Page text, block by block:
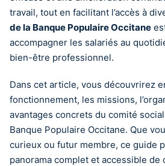
travail, tout en facilitant l’accès à
de la Banque Populaire Occitane
accompagner les salariés au
bien-être professionnel.
Dans cet article, vous découvrirez
fonctionnement, les missions,
avantages concrets du comité
Banque Populaire Occitane. Que
curieux ou futur membre, ce guide
panorama complet et accessible